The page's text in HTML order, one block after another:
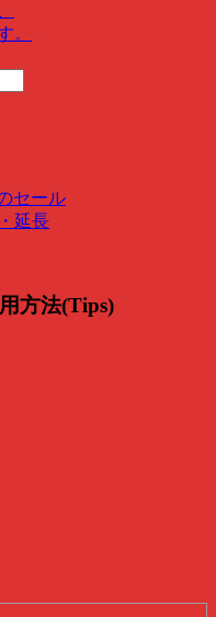
。
セール
延長
方法(Tips)